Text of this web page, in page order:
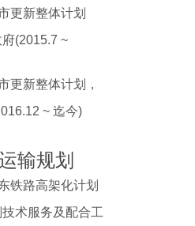
更新整体计划
(2015.7 ~
更新整体计划，
~ 迄今)
输规划
铁路高架化计划
术服务及配合工